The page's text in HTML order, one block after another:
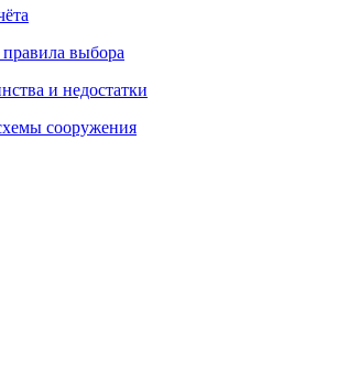
выбора
и недостатки
сооружения